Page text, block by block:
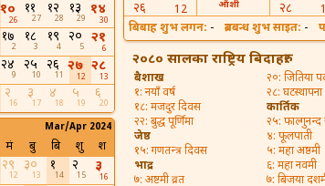
१०
26
११
27
१२
28
१३
29
१४
30
१७
2
१८
3
१९
4
२०
5
२१
6
२४
9
२५
10
२६
11
२७
12
२८
13
२
16
३
17
४
18
५
19
६
20
Mar/Apr 2024
मं बु बि शु श
२९
12
३०
13
१
14
२
15
३
16
२६ 12 औंशी २८
बिबाह शुभ लगन: - ब्रतबन्ध शुभ साइत: -
२०८० सालका राष्ट्रिय बिदाहरु:
बैशाख
१: नयाँ वर्ष
१८: मजदुर दिवस
२२: बुद्ध पूर्णिमा
जेष्ठ
१५: गणतन्त्र दिवस
भाद्र
७: अष्टमी व्रत
२०: जितिया
२८: घटस्थापना
कार्तिक
२५: फाल्गुनन्द
४: फूलपाती
५: महा अष्ठमी
६: महा नवमी
७: बिजया